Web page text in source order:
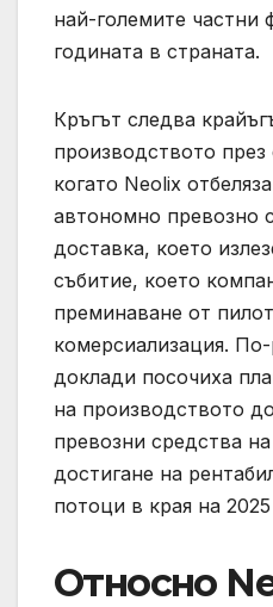
най-големите частни
годината в страната.
Кръгът следва
производството през
когато Neolix
автономно превозно
доставка, което
събитие, което
преминаване от
комерсиализация.
доклади посочиха
на производството
превозни средства
достигане на
потоци в края на 2025
Относно